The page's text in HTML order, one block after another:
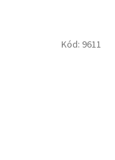
Kód: 9611